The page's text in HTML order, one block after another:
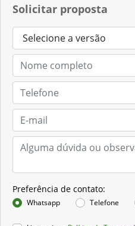
Solicitar proposta
Preferência de contato:
Whatsapp Telefone